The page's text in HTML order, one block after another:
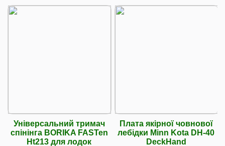
Універсальний тримач
спінінга BORIKA FASTen
Ht213 для лодок
Плата якірної човнової
лебідки Minn Kota DH-40
DeckHand